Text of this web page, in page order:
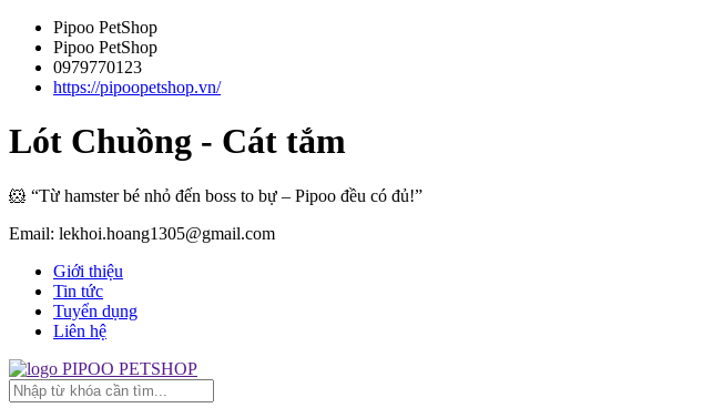
Pipoo PetShop
Pipoo PetShop
0979770123
https://pipoopetshop.vn/
Lót Chuồng - Cát tắm
🐹 “Từ hamster bé nhỏ đến boss to bự – Pipoo đều có đủ!”
Email: lekhoi.hoang1305@gmail.com
Giới thiệu
Tin tức
Tuyển dụng
Liên hệ
PIPOO PETSHOP